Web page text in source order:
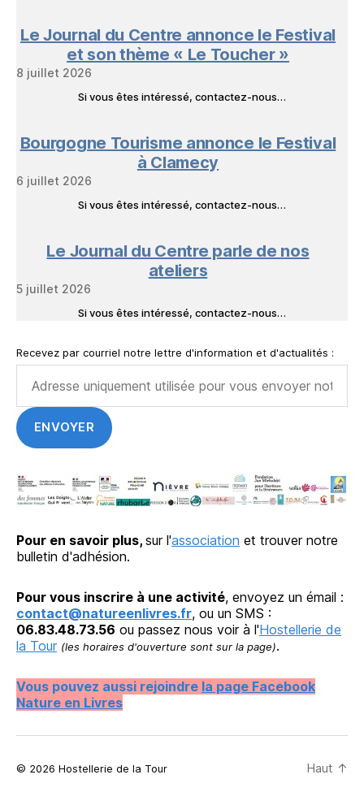
Le Journal du Centre annonce le Festival
et son thème « Le Toucher »
8 juillet 2026
Si vous êtes intéressé, contactez-nous…
Bourgogne Tourisme annonce le Festival
à Clamecy
6 juillet 2026
Si vous êtes intéressé, contactez-nous…
Le Journal du Centre parle de nos
ateliers
5 juillet 2026
Si vous êtes intéressé, contactez-nous…
Recevez par courriel notre lettre d'information et d'actualités :
Pour en savoir plus, sur l'association et trouver notre
bulletin d'adhésion.
Pour vous inscrire à une activité, envoyez un émail :
contact@natureenlivres.fr, ou un SMS :
06.83.48.73.56 ou passez nous voir à l'Hostellerie de
la Tour (les horaires d'ouverture sont sur la page).
Vous pouvez aussi rejoindre la page Facebook
Nature en Livres
© 2026 Hostellerie de la Tour Haut ↑